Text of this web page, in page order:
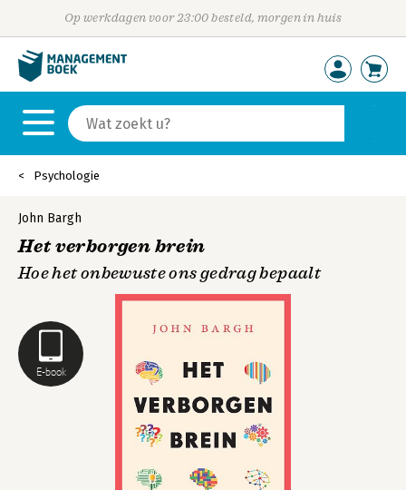
Op werkdagen voor 23:00 besteld, morgen in huis
Psychologie
E-book
John Bargh
Het verborgen brein
Hoe het onbewuste ons gedrag bepaalt